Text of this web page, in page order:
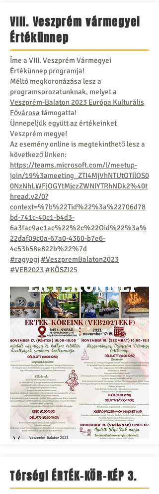
VIII. Veszprém vármegyei
Értékünnep
Íme a VIII. Veszprém Vármegyei
Értékünnep programja!
Méltó megkoronázása lesz a
programsorozatunknak, melyet a
Veszprém-Balaton 2023 Európa Kulturális
Fővárosa támogatta!
Ünnepeljük együtt az értékeinket
Veszprém megye!
Az esemény online is megtekinthető lesz a
következő linken:
https://teams.microsoft.com/l/meetup-
join/19%3ameeting_ZTI4MjVhNTUtOTllOS0
0NzNhLWFjOGYtMjczZWNlYTRhNDk2%40t
hread.v2/0?
context=%7b%22Tid%22%3a%22706d78
bd-741c-40c1-b4d3-
6a3fac9ac1ac%22%2c%22Oid%22%3a%
22daf09c0a-67a0-4360-b7e6-
4c53b58e822b%22%7d
#ragyogj #VeszpremBalaton2023
#VEB2023 #KÖSZI25
Térségi ÉRTÉK-KÖR-KÉP 3.